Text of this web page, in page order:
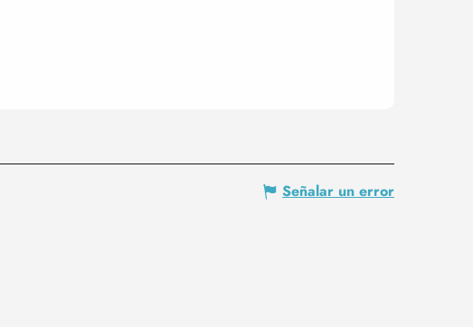
Señalar un error